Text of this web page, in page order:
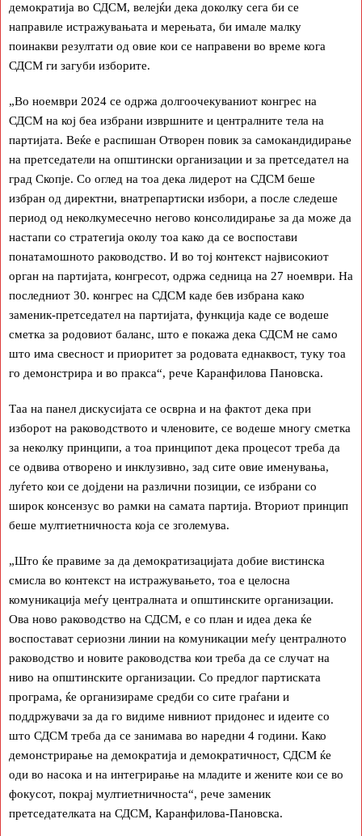
демократија во СДСМ, велејќи дека доколку сега би се
направиле истражувањата и мерењата, би имале малку
поинакви резултати од овие кои се направени во време кога
СДСМ ги загуби изборите.
„Во ноември 2024 се одржа долгоочекуваниот конгрес на
СДСМ на кој беа избрани извршните и централните тела на
партијата. Веќе е распишан Отворен повик за самокандидирање
на претседатели на општински организации и за претседател на
град Скопје. Со оглед на тоа дека лидерот на СДСМ беше
избран од директни, внатрепартиски избори, а после следеше
период од неколкумесечно негово консолидирање за да може да
настапи со стратегија околу тоа како да се воспостави
понатамошното раководство. И во тој контекст највисокиот
орган на партијата, конгресот, одржа седница на 27 ноември. На
последниот 30. конгрес на СДСМ каде бев избрана како
заменик-претседател на партијата, функција каде се водеше
сметка за родовиот баланс, што е покажа дека СДСМ не само
што има свесност и приоритет за родовата еднаквост, туку тоа
го демонстрира и во пракса“, рече Каранфилова Пановска.
Таа на панел дискусијата се осврна и на фактот дека при
изборот на раководството и членовите, се водеше многу сметка
за неколку принципи, а тоа принципот дека процесот треба да
се одвива отворено и инклузивно, зад сите овие именувања,
луѓето кои се дојдени на различни позиции, се избрани со
широк консензус во рамки на самата партија. Вториот принцип
беше мултиетничноста која се зголемува.
„Што ќе правиме за да демократизацијата добие вистинска
смисла во контекст на истражувањето, тоа е целосна
комуникација меѓу централната и општинските организации.
Ова ново раководство на СДСМ, е со план и идеа дека ќе
воспостават сериозни линии на комуникации меѓу централното
раководство и новите раководства кои треба да се случат на
ниво на општинските организации. Со предлог партиската
програма, ќе организираме средби со сите граѓани и
поддржувачи за да го видиме нивниот придонес и идеите со
што СДСМ треба да се занимава во наредни 4 години. Како
демонстрирање на демократија и демократичност, СДСМ ќе
оди во насока и на интегрирање на младите и жените кои се во
фокусот, покрај мултиетничноста“, рече заменик
претседателката на СДСМ, Каранфилова-Пановска.